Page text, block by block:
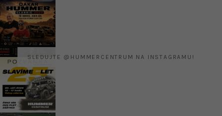
SLEDUJTE @HUMMERCENTRUM NA INSTAGRAMU!